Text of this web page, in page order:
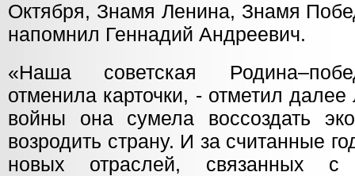
Октября, Знамя Ленина, Знамя
напомнил Геннадий Андреевич.
«Наша советская
отменила карточки, - отметил
войны она сумела воссоздать
возродить страну. И за считанные
новых отраслей, связанных с